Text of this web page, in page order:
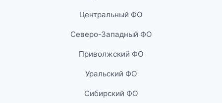
Центральный ФО
Северо-Западный ФО
Приволжский ФО
Уральский ФО
Сибирский ФО